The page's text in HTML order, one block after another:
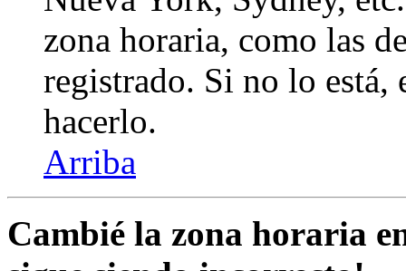
zona horaria, como las
registrado. Si no lo está,
hacerlo.
Arriba
Cambié la zona horaria